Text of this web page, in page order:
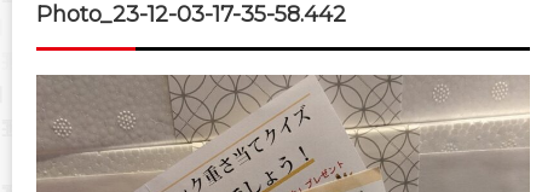
Photo_23-12-03-17-35-58.442